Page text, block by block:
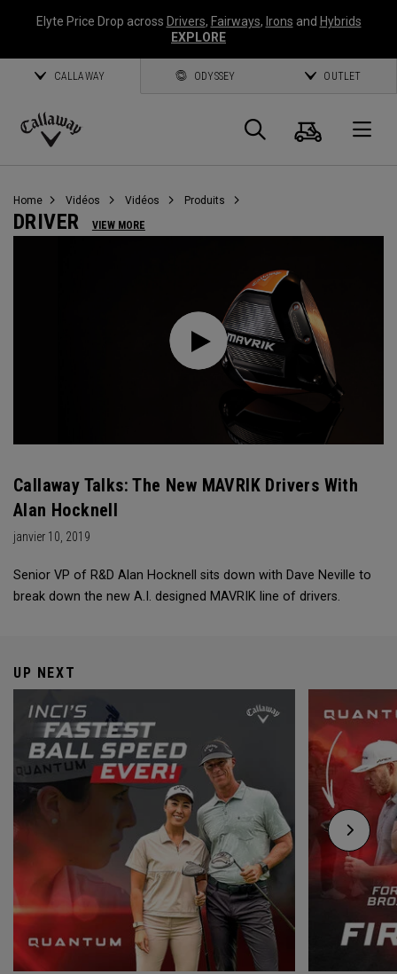
Elyte Price Drop across Drivers, Fairways, Irons and Hybrids
EXPLORE
CALLAWAY ODYSSEY OUTLET
Callaway
Panier
Home Vidéos Vidéos Produits
DRIVER VIEW MORE
Callaway Talks: The New MAVRIK Drivers With
Alan Hocknell
janvier 10, 2019
Senior VP of R&D Alan Hocknell sits down with Dave Neville to
break down the new A.I. designed MAVRIK line of drivers.
UP NEXT